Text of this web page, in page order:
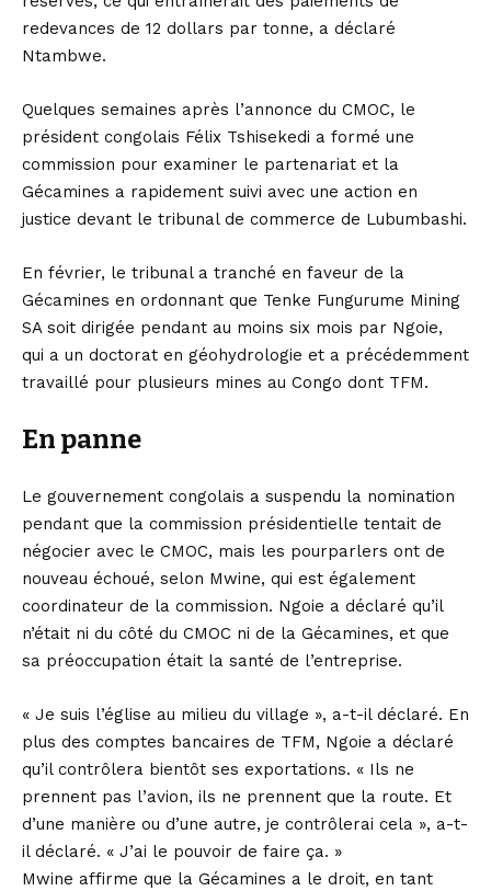
redevances de 12 dollars par tonne, a déclaré
Ntambwe.
Quelques semaines après l’annonce du CMOC, le
président congolais Félix Tshisekedi a formé une
commission pour examiner le partenariat et la
Gécamines a rapidement suivi avec une action en
justice devant le tribunal de commerce de Lubumbashi.
En février, le tribunal a tranché en faveur de la
Gécamines en ordonnant que Tenke Fungurume Mining
SA soit dirigée pendant au moins six mois par Ngoie,
qui a un doctorat en géohydrologie et a précédemment
travaillé pour plusieurs mines au Congo dont TFM.
En panne
Le gouvernement congolais a suspendu la nomination
pendant que la commission présidentielle tentait de
négocier avec le CMOC, mais les pourparlers ont de
nouveau échoué, selon Mwine, qui est également
coordinateur de la commission. Ngoie a déclaré qu’il
n’était ni du côté du CMOC ni de la Gécamines, et que
sa préoccupation était la santé de l’entreprise.
« Je suis l’église au milieu du village », a-t-il déclaré. En
plus des comptes bancaires de TFM, Ngoie a déclaré
qu’il contrôlera bientôt ses exportations. « Ils ne
prennent pas l’avion, ils ne prennent que la route. Et
d’une manière ou d’une autre, je contrôlerai cela », a-t-
il déclaré. « J’ai le pouvoir de faire ça. »
Mwine affirme que la Gécamines a le droit, en tant